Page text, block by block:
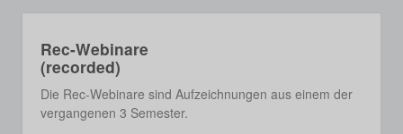
Rec-Webinare
(recorded)
Die Rec-Webinare sind Aufzeichnungen aus einem der
vergangenen 3 Semester.